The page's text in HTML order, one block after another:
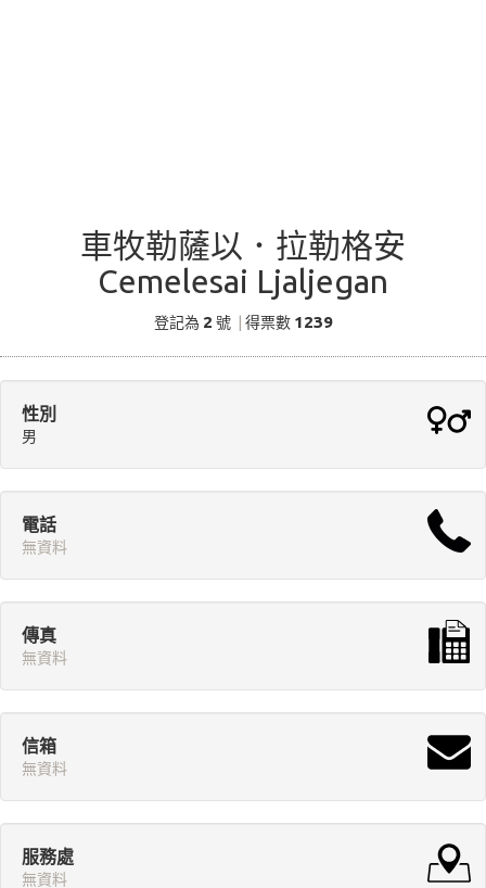
車牧勒薩以．拉勒格安
Cemelesai Ljaljegan
登記為 2 號 得票數 1239
性別
男
電話
無資料
傳真
無資料
信箱
無資料
服務處
無資料